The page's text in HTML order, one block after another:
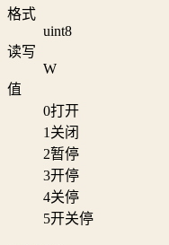
格式
uint8
读写
W
值
0打开
1 关闭
2暂停
3开停
4关停
5开关停